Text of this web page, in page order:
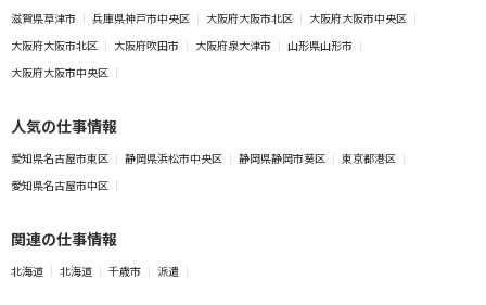
滋賀県草津市 兵庫県神戸市中央区 大阪府大阪市北区
大阪府大阪市中央区
大阪府大阪市北区
大阪府吹田市 大阪府泉大津市
山形県山形市
大阪府大阪市中央区
人気の仕事情報
愛知県名古屋市東区 静岡県浜松市中央区 静岡県静岡市葵区
東京都港区
愛知県名古屋市中区
関連の仕事情報
北海道 北海道 千歳市 派遣